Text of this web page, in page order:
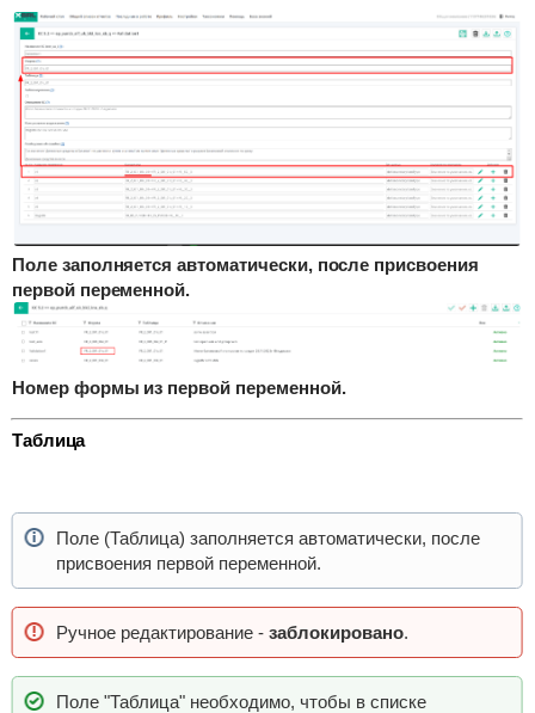
Поле заполняется автоматически, после присвоения
первой переменной.
Номер формы из первой переменной.
Таблица
Поле (Таблица) заполняется автоматически, после
присвоения первой переменной.
Ручное редактирование - заблокировано.
Поле "Таблица" необходимо, чтобы в списке